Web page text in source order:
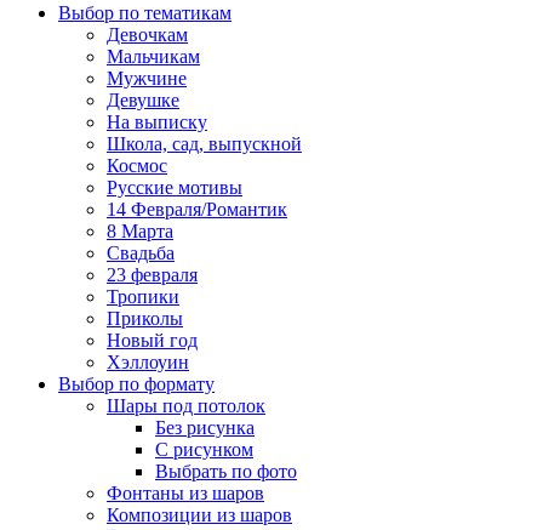
Выбор по тематикам
Девочкам
Мальчикам
Мужчине
Девушке
На выписку
Школа, сад, выпускной
Космос
Русские мотивы
14 Февраля/Романтик
8 Марта
Свадьба
23 февраля
Тропики
Приколы
Новый год
Хэллоуин
Выбор по формату
Шары под потолок
Без рисунка
С рисунком
Выбрать по фото
Фонтаны из шаров
Композиции из шаров